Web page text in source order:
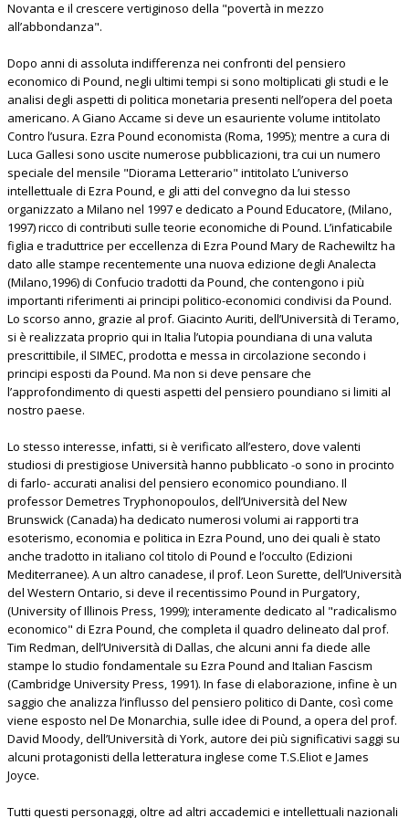
Novanta e il crescere vertiginoso della "povertà in mezzo
all’abbondanza".
Dopo anni di assoluta indifferenza nei confronti del pensiero
economico di Pound, negli ultimi tempi si sono moltiplicati gli studi e le
analisi degli aspetti di politica monetaria presenti nell’opera del poeta
americano. A Giano Accame si deve un esauriente volume intitolato
Contro l’usura. Ezra Pound economista (Roma, 1995); mentre a cura di
Luca Gallesi sono uscite numerose pubblicazioni, tra cui un numero
speciale del mensile "Diorama Letterario" intitolato L’universo
intellettuale di Ezra Pound, e gli atti del convegno da lui stesso
organizzato a Milano nel 1997 e dedicato a Pound Educatore, (Milano,
1997) ricco di contributi sulle teorie economiche di Pound. L’infaticabile
figlia e traduttrice per eccellenza di Ezra Pound Mary de Rachewiltz ha
dato alle stampe recentemente una nuova edizione degli Analecta
(Milano,1996) di Confucio tradotti da Pound, che contengono i più
importanti riferimenti ai principi politico-economici condivisi da Pound.
Lo scorso anno, grazie al prof. Giacinto Auriti, dell’Università di Teramo,
si è realizzata proprio qui in Italia l’utopia poundiana di una valuta
prescrittibile, il SIMEC, prodotta e messa in circolazione secondo i
principi esposti da Pound. Ma non si deve pensare che
l’approfondimento di questi aspetti del pensiero poundiano si limiti al
nostro paese.
Lo stesso interesse, infatti, si è verificato all’estero, dove valenti
studiosi di prestigiose Università hanno pubblicato -o sono in procinto
di farlo- accurati analisi del pensiero economico poundiano. Il
professor Demetres Tryphonopoulos, dell’Università del New
Brunswick (Canada) ha dedicato numerosi volumi ai rapporti tra
esoterismo, economia e politica in Ezra Pound, uno dei quali è stato
anche tradotto in italiano col titolo di Pound e l’occulto (Edizioni
Mediterranee). A un altro canadese, il prof. Leon Surette, dell’Università
del Western Ontario, si deve il recentissimo Pound in Purgatory,
(University of Illinois Press, 1999); interamente dedicato al "radicalismo
economico" di Ezra Pound, che completa il quadro delineato dal prof.
Tim Redman, dell’Università di Dallas, che alcuni anni fa diede alle
stampe lo studio fondamentale su Ezra Pound and Italian Fascism
(Cambridge University Press, 1991). In fase di elaborazione, infine è un
saggio che analizza l’influsso del pensiero politico di Dante, così come
viene esposto nel De Monarchia, sulle idee di Pound, a opera del prof.
David Moody, dell’Università di York, autore dei più significativi saggi su
alcuni protagonisti della letteratura inglese come T.S.Eliot e James
Joyce.
Tutti questi personaggi, oltre ad altri accademici e intellettuali nazionali